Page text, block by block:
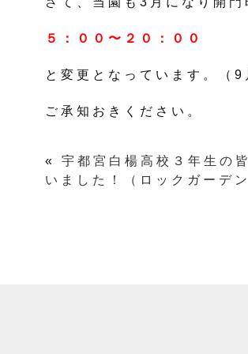
５：００〜２０：００
と変更となっています。（9
ご承知おきください。
« 宇都宮白楊高校３年生の
いました！（ロックガーデ